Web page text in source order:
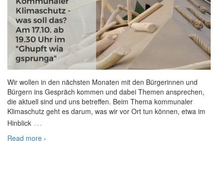
Wir wollen in den nächsten Monaten mit den Bürgerinnen und
Bürgern ins Gespräch kommen und dabei Themen ansprechen,
die aktuell sind und uns betreffen. Beim Thema kommunaler
Klimaschutz geht es darum, was wir vor Ort tun können, etwa im
Hinblick …
Read more ›